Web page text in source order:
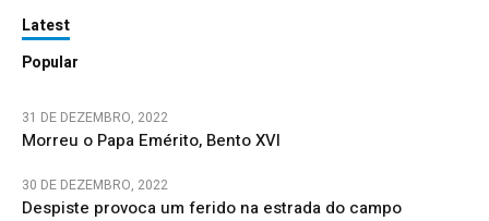
Latest
Popular
31 DE DEZEMBRO, 2022
Morreu o Papa Emérito, Bento XVI
30 DE DEZEMBRO, 2022
Despiste provoca um ferido na estrada do campo